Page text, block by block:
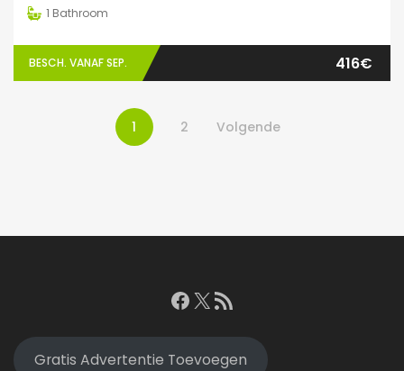
1 Bathroom
BESCH. VANAF SEP. 416€
1 2 Volgende
Facebook
X RSS feed
Gratis Advertentie Toevoegen